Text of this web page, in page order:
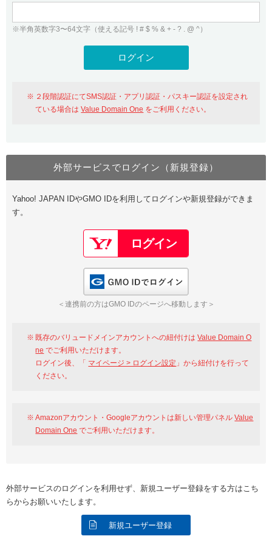
WHOIS検索
Value Domainにログイン
おすすめ One レンタルサーバーを含む最新の機能を使う方
Value Domain Oneにログイン
Google
GMO ID Amazon
※AmazonはValue Domain Oneのログイン画面へ遷移します
Value Domain Oneアカウント作成
以下でも登録可能
Google Yahoo!
GMO ID
※半角英数字3〜64文字（使える記号 ! # $ % & + - ? . @ ^）
２段階認証にてSMS認証・アプリ認証・パスキー認証を設定され
ている場合はValue Domain One をご利用ください。
外部サービスでログイン（新規登録）
Yahoo! JAPAN IDやGMO IDを利用してログインや新規登録ができま
す。
＜連携前の方はGMO IDのページへ移動します＞
既存のバリュードメインアカウントへの紐付けはValue Domain O
ne でご利用いただけます。
ログイン後、「 マイページ > ログイン設定 」から紐付けを行って
ください。
Amazonアカウント・Googleアカウントは新しい管理パネルValue
Domain One でご利用いただけます。
外部サービスのログインを利用せず、新規ユーザー登録をする方はこち
らからお願いいたします。
新規ユーザー登録